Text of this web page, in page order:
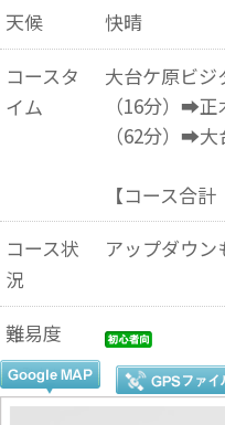
天候
快晴
コースタ
イム
大台ケ原ビ
（16分）➡
（62分）➡
【コース合
コース状
況
アップダウン
難易度